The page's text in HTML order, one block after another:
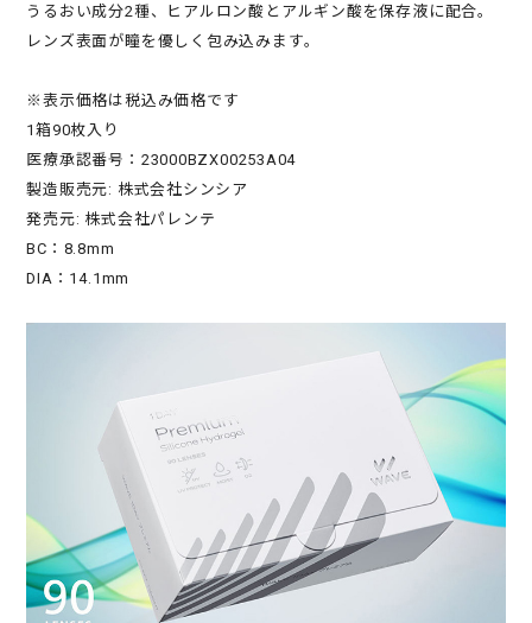
うるおい成分2種、ヒアルロン酸とアルギン酸を保存液に配合。
レンズ表面が瞳を優しく包み込みます。
※表示価格は税込み価格です
1箱90枚入り
医療承認番号：23000BZX00253A04
製造販売元: 株式会社シンシア
発売元: 株式会社パレンテ
BC：8.8mm
DIA：14.1mm